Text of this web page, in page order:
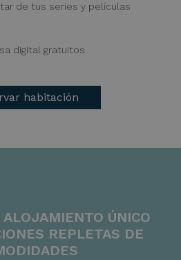
de tus series y películas
digital gratuitos
habitación
ALOJAMIENTO ÚNICO
REPLETAS DE